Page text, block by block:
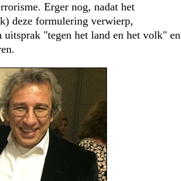
Erger nog, nadat het
deze formulering verwierp,
"tegen het land en het volk" en